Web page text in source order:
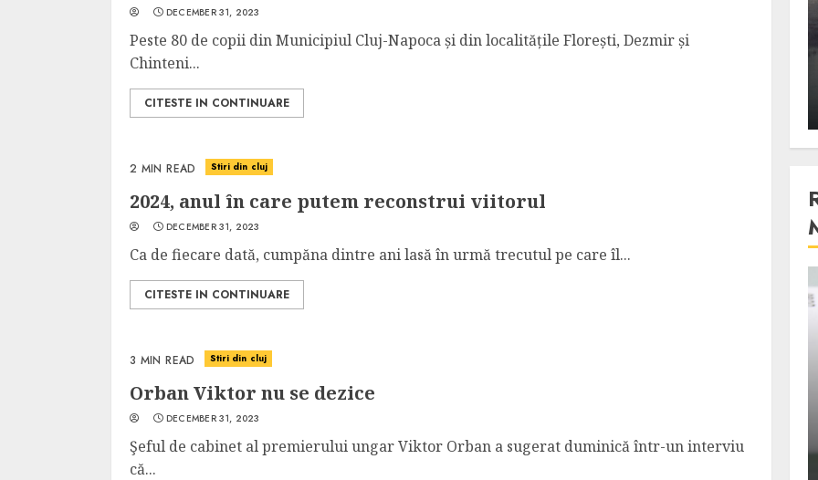
DECEMBER 31, 2023
Peste 80 de copii din Municipiul Cluj-Napoca și din localitățile Florești, Dezmir și
Chinteni...
CITESTE IN CONTINUARE
2 MIN READ Stiri din cluj
2024, anul în care putem reconstrui viitorul
DECEMBER 31, 2023
Ca de fiecare dată, cumpăna dintre ani lasă în urmă trecutul pe care îl...
CITESTE IN CONTINUARE
3 MIN READ Stiri din cluj
Orban Viktor nu se dezice
DECEMBER 31, 2023
Şeful de cabinet al premierului ungar Viktor Orban a sugerat duminică într-un interviu
că...
Razboiul din Gaza, scanteia
fatala pentru Orientul
Mijlociu?
ALEXANDRU S.
Lumina ar putea contribui
si ea la evaporarea apei in
3 min read
Din fotoliu
Onoare printre hoti, un
film ca un joc care te
cucereste de la primele
cadre
publicului si criticilor